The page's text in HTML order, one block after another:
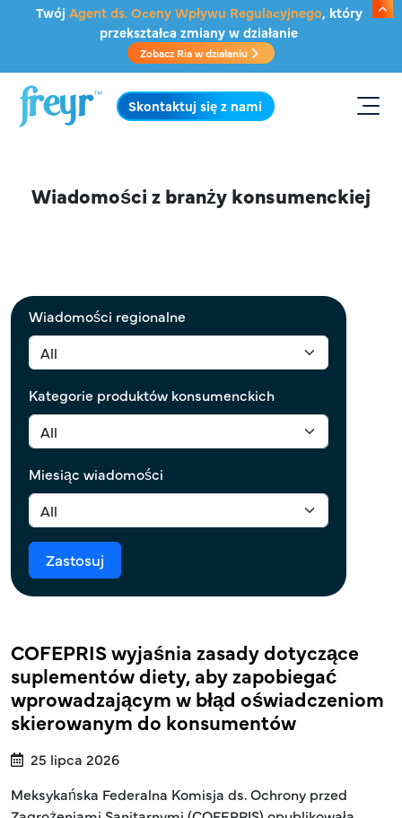
Przejdź do głównej treści
Twój Agent ds. Oceny Wpływu Regulacyjnego, który
przekształca zmiany w działanie
Zobacz Ria w działaniu
.
Skontaktuj się z nami
Wiadomości z branży konsumenckiej
Wiadomości regionalne
Kategorie produktów konsumenckich
Miesiąc wiadomości
COFEPRIS wyjaśnia zasady dotyczące
suplementów diety, aby zapobiegać
wprowadzającym w błąd oświadczeniom
skierowanym do konsumentów
25 lipca 2026
Meksykańska Federalna Komisja ds. Ochrony przed